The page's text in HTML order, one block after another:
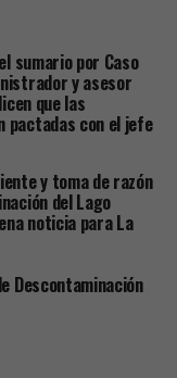
sumario por Caso
y asesor
que las
pactadas con el jefe
y toma de razón
del Lago
noticia para La
Descontaminación